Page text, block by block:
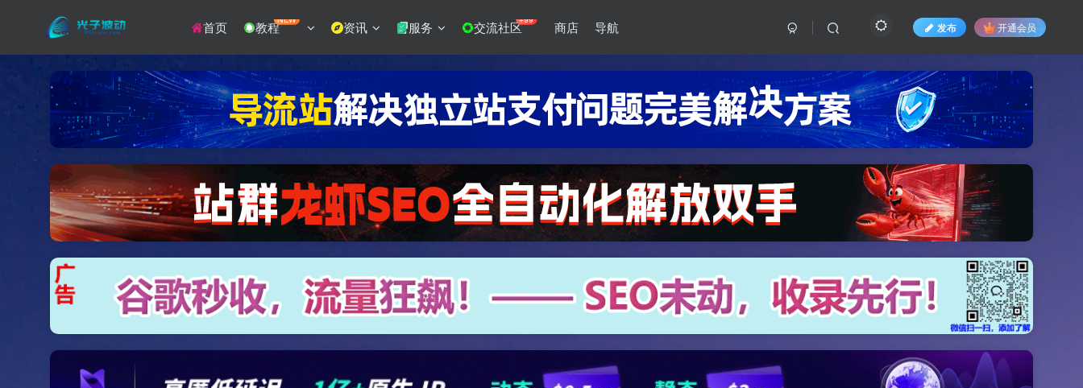
首页 教程NEW 资讯 服务 交流社区+99 商店 导航 发布 开通会员